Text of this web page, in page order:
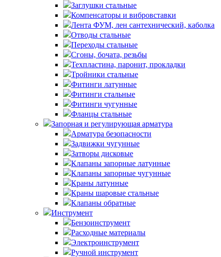
Заглушки стальные
Компенсаторы и вибровставки
Лента ФУМ, лен сантехнический, каболка
Отводы стальные
Переходы стальные
Сгоны, бочата, резьбы
Техпластина, паронит, прокладки
Тройники стальные
Фитинги латунные
Фитинги стальные
Фитинги чугунные
Фланцы стальные
Запорная и регулирующая арматура
Арматура безопасности
Задвижки чугунные
Затворы дисковые
Клапаны запорные латунные
Клапаны запорные чугунные
Краны латунные
Краны шаровые стальные
Клапаны обратные
Инструмент
Бензоинструмент
Расходные материалы
Электроинструмент
Ручной инструмент